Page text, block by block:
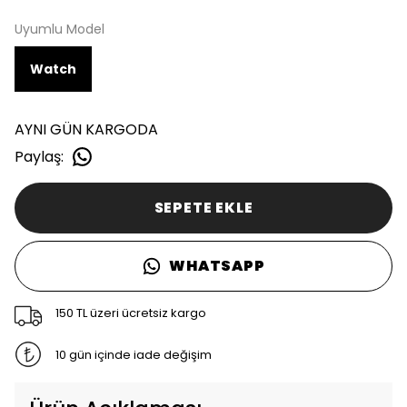
Uyumlu Model
Watch
AYNI GÜN KARGODA
Paylaş:
SEPETE EKLE
WHATSAPP
150 TL üzeri ücretsiz kargo
10 gün içinde iade değişim